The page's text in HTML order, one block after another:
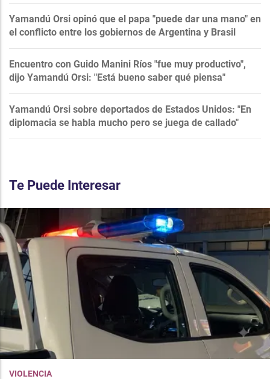
Yamandú Orsi opinó que el papa "puede dar una mano" en
el conflicto entre los gobiernos de Argentina y Brasil
Encuentro con Guido Manini Ríos "fue muy productivo",
dijo Yamandú Orsi: "Está bueno saber qué piensa"
Yamandú Orsi sobre deportados de Estados Unidos: "En
diplomacia se habla mucho pero se juega de callado"
Te Puede Interesar
VIOLENCIA